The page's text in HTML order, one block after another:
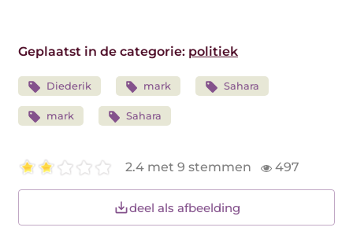
Geplaatst in de categorie: politiek
Diederik mark Sahara
mark Sahara
2.4 met 9 stemmen 497
deel als afbeelding